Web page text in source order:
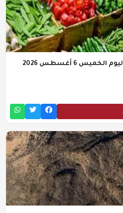
أسعار الخضروات والفواكه اليوم الخميس 6 أغسطس 2026